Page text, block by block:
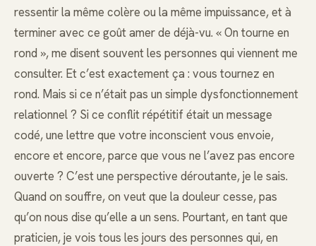
ressentir la même colère ou la même impuissance, et à
terminer avec ce goût amer de déjà-vu. « On tourne en
rond », me disent souvent les personnes qui viennent me
consulter. Et c’est exactement ça : vous tournez en
rond. Mais si ce n’était pas un simple dysfonctionnement
relationnel ? Si ce conflit répétitif était un message
codé, une lettre que votre inconscient vous envoie,
encore et encore, parce que vous ne l’avez pas encore
ouverte ? C’est une perspective déroutante, je le sais.
Quand on souffre, on veut que la douleur cesse, pas
qu’on nous dise qu’elle a un sens. Pourtant, en tant que
praticien, je vois tous les jours des personnes qui, en